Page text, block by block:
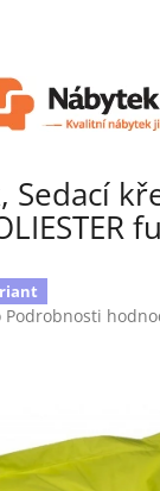
Sedací
Podrobnosti